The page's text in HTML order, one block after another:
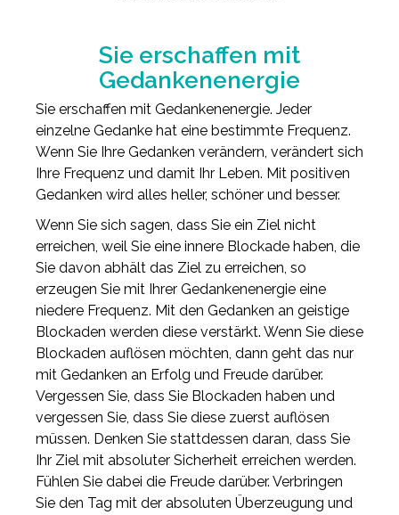
Sie erschaffen mit
Gedankenenergie
Sie erschaffen mit Gedankenenergie. Jeder
einzelne Gedanke hat eine bestimmte Frequenz.
Wenn Sie Ihre Gedanken verändern, verändert sich
Ihre Frequenz und damit Ihr Leben. Mit positiven
Gedanken wird alles heller, schöner und besser.
Wenn Sie sich sagen, dass Sie ein Ziel nicht
erreichen, weil Sie eine innere Blockade haben, die
Sie davon abhält das Ziel zu erreichen, so
erzeugen Sie mit Ihrer Gedankenenergie eine
niedere Frequenz. Mit den Gedanken an geistige
Blockaden werden diese verstärkt. Wenn Sie diese
Blockaden auflösen möchten, dann geht das nur
mit Gedanken an Erfolg und Freude darüber.
Vergessen Sie, dass Sie Blockaden haben und
vergessen Sie, dass Sie diese zuerst auflösen
müssen. Denken Sie stattdessen daran, dass Sie
Ihr Ziel mit absoluter Sicherheit erreichen werden.
Fühlen Sie dabei die Freude darüber. Verbringen
Sie den Tag mit der absoluten Überzeugung und